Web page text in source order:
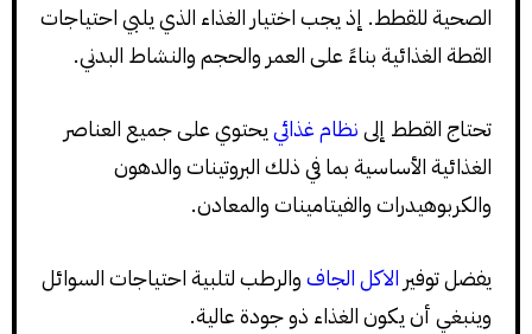
الصحية للقطط. إذ يجب اختيار الغذاء الذي يلبي احتياجات
القطة الغذائية بناءً على العمر والحجم والنشاط البدني.
تحتاج القطط إلىنظام غذائييحتوي على جميع العناصر
الغذائية الأساسية بما في ذلك البروتينات والدهون
والكربوهيدرات والفيتامينات والمعادن.
يفضل توفير الاكل الجافوالرطب لتلبية احتياجات السوائل
وينبغي أن يكون الغذاء ذو جودة عالية.